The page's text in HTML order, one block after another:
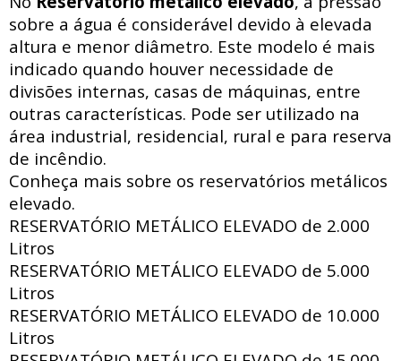
sobre a água é considerável devido à elevada
altura e menor diâmetro. Este modelo é mais
indicado quando houver necessidade de
divisões internas, casas de máquinas, entre
outras características. Pode ser utilizado na
área industrial, residencial, rural e para reserva
de incêndio.
Conheça mais sobre os reservatórios metálicos
elevado.
RESERVATÓRIO METÁLICO ELEVADO de 2.000
Litros
RESERVATÓRIO METÁLICO ELEVADO de 5.000
Litros
RESERVATÓRIO METÁLICO ELEVADO de 10.000
Litros